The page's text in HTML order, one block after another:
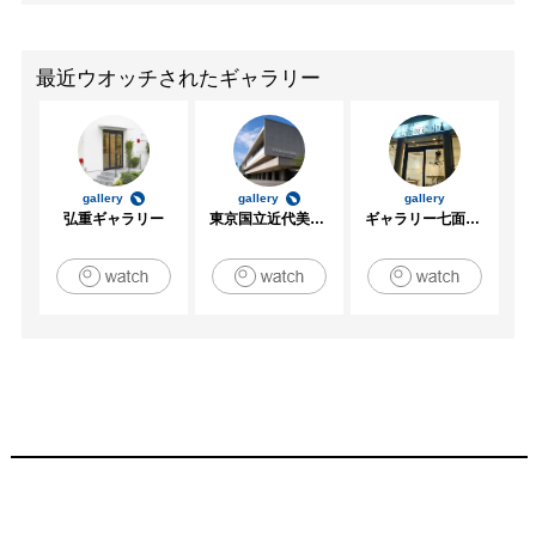
最近ウオッチされたギャラリー
gallery
弘重ギャラリー
gallery
東京国立近代美術館
gallery
ギャラリー七面坂途中